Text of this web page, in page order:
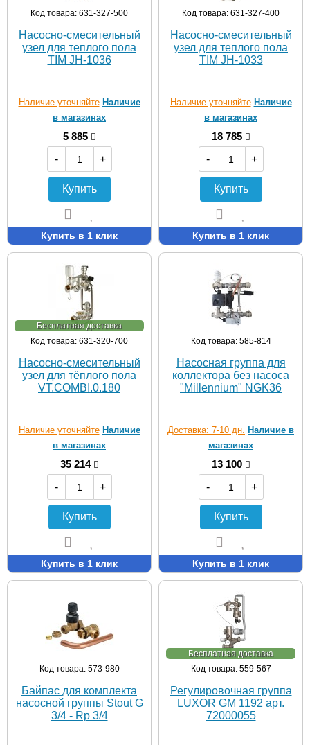
Код товара: 631-327-500
Насосно-смесительный
узел для теплого пола
TIM JH-1036
Наличие уточняйте Наличие
в магазинах
5 885
-
+
Купить
Купить в 1 клик
Код товара: 631-327-400
Насосно-смесительный
узел для теплого пола
TIM JH-1033
Наличие уточняйте Наличие
в магазинах
18 785
-
+
Купить
Купить в 1 клик
Бесплатная доставка
Код товара: 631-320-700
Насосно-смесительный
узел для тёплого пола
VT.COMBI.0.180
Наличие уточняйте Наличие
в магазинах
35 214
-
+
Купить
Купить в 1 клик
Код товара: 585-814
Насосная группа для
коллектора без насоса
"Millennium" NGK36
Доставка: 7-10 дн. Наличие в
магазинах
13 100
-
+
Купить
Купить в 1 клик
Код товара: 573-980
Байпас для комплекта
насосной группы Stout G
3/4 - Rp 3/4
Бесплатная доставка
Код товара: 559-567
Регулировочная группа
LUXOR GM 1192 арт.
72000055